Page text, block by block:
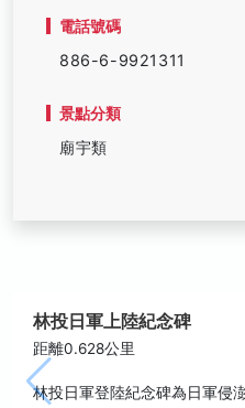
電話號碼
886-6-9921311
景點分類
廟宇類
林投日軍上陸紀念碑
距離0.628公里
林投日軍登陸紀念碑為日軍侵